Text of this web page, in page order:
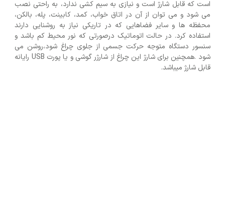
است که قابل شارژ است و نیازی به سیم کشی ندارد، به راحتی نصب
می شود و می توان از آن در اتاق خواب، کمد، کابینت، پله، بالکن،
محفظه ها و سایر فضاهایی که در تاریکی نیاز به روشنایی دارند
استفاده کرد. در حالت اتوماتیک درصورتی که نور محیط کم باشد و
سنسور دستگاه متوجه حرکت جسمی از جلوی چراغ شود،روشن می
شود .همچنین برای شارژ این چراغ از شارژر گوشی و یا پورت USB رایانه
قابل شارژ میباشد.